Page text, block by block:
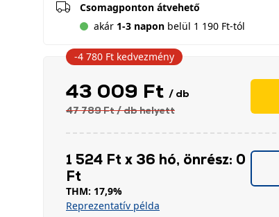
Csomagponton átvehető
akár 1-3 napon belül 1 190 Ft-tól
43 009 Ft / db
47 789 Ft/ dbhelyett
1 524 Ft x 36 hó, önrész: 0
Ft
THM: 17,9%
Reprezentatív példa
-4 780 Ft kedvezmény